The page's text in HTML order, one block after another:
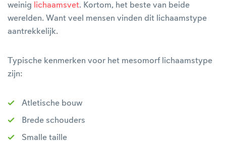
weinig lichaamsvet. Kortom, het beste van beide
werelden. Want veel mensen vinden dit lichaamstype
aantrekkelijk.
Typische kenmerken voor het mesomorf lichaamstype
zijn:
Atletische bouw
Brede schouders
Smalle taille